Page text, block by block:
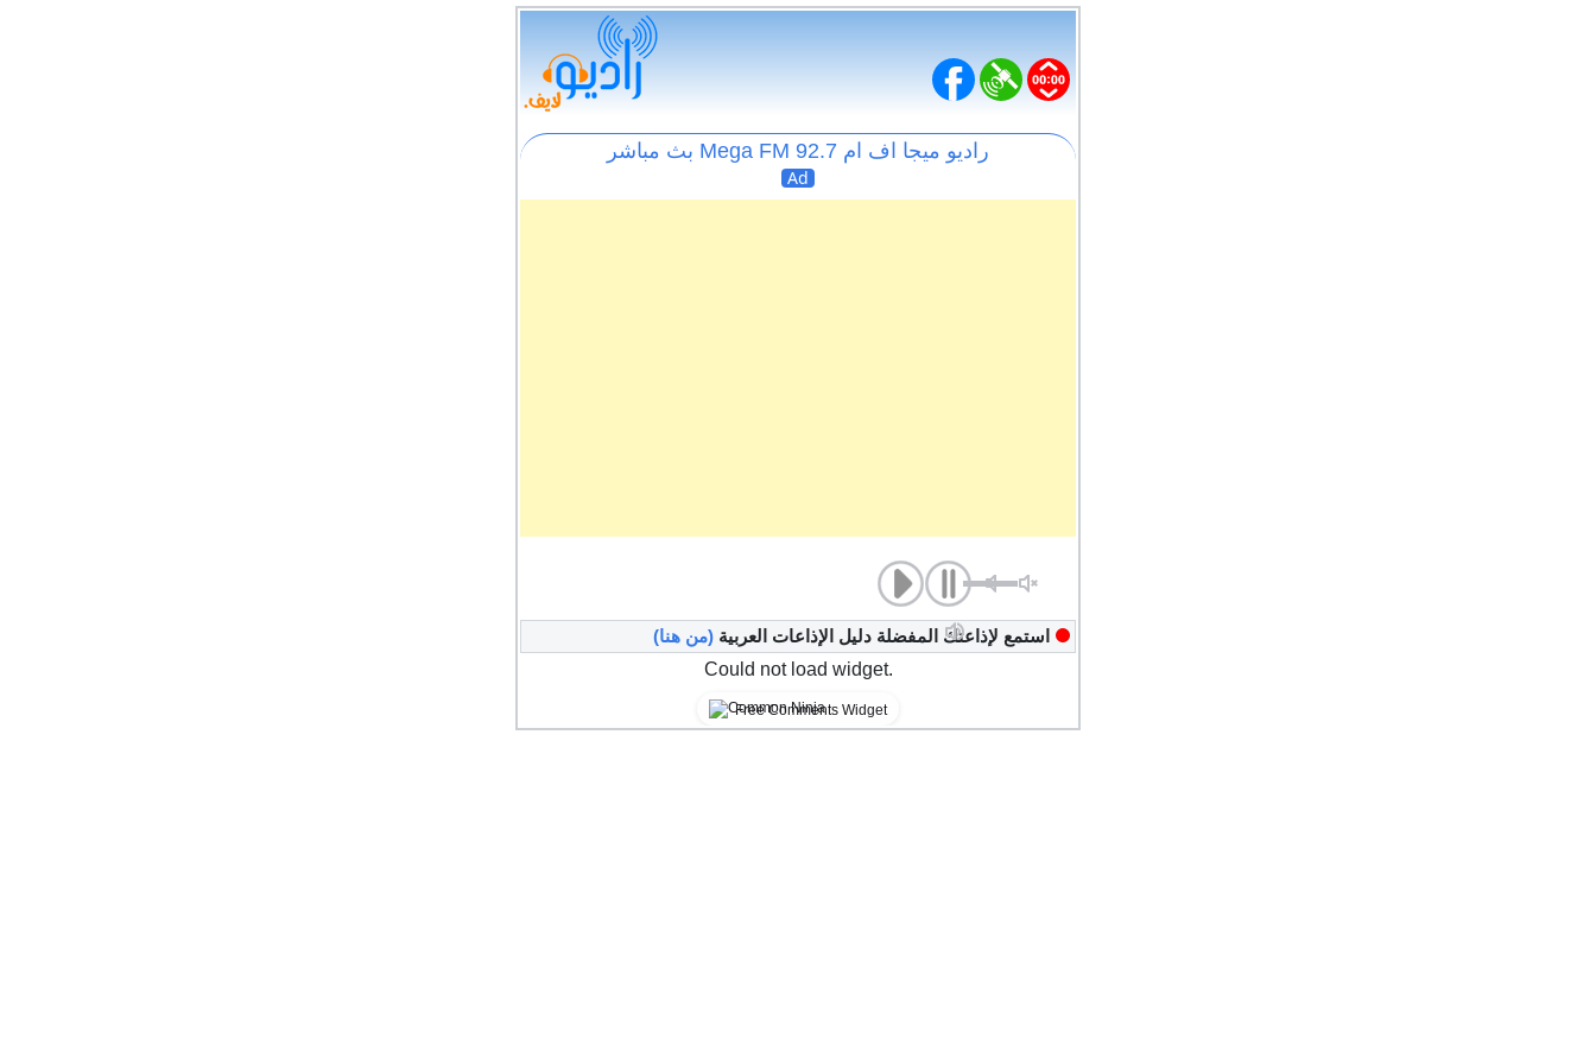
راديو ميجا اف ام Mega FM 92.7 بث مباشر
Ad
استمع لإذاعتك المفضلة دليل الإذاعات العربية (من هنا)
Could not load widget.
Free Comments Widget